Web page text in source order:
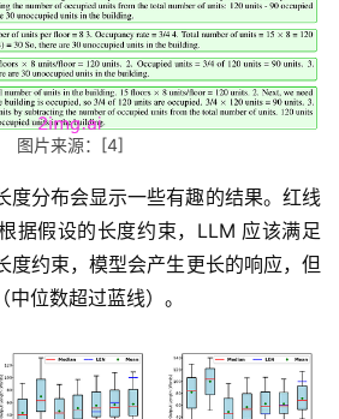
注册
图片来源：[4]
度分布会显示一些有趣的结果。红线
据假设的长度约束，LLM 应该满足
度约束，模型会产生更长的响应，但
位数超过蓝线）。